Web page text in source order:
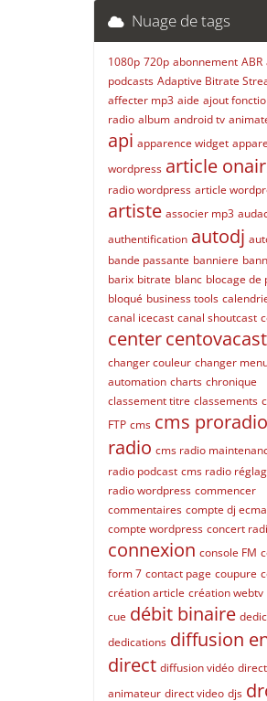
Nuage de tags
1080p 720p abonnement ABR
podcasts Adaptive Bitrate
affecter mp3 aide ajout
radio album android tv
api apparence widget
wordpress article
radio wordpress article
artiste associer mp3
authentification autodj
bande passante banniere
barix bitrate blanc blocage de
bloqué business tools
canal icecast canal shoutcast
centercentovacast
changer couleur changer
automation charts chronique
classement titre classements
FTP cms cms proradio
radio cms radio
radio podcast cms radio
radio wordpress commencer
commentaires compte dj
compte wordpress concert
connexion console FM
form 7 contact page coupure
création article création webtv
cue débit binaire
dedications diffusion
direct diffusion vidéo direct
animateur direct video djs